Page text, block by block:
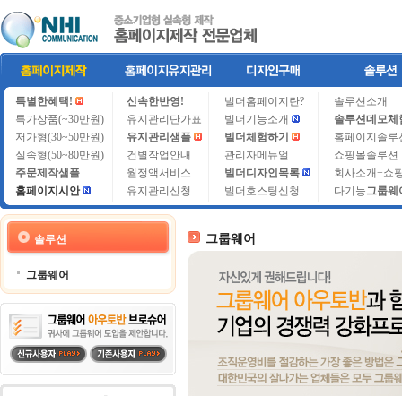
특별한혜택!
특가상품(~30만원)
저가형(30~50만원)
실속형(50~80만원)
주문제작샘플
홈페이지시안
신속한반영!
유지관리단가표
유지관리샘플
건별작업안내
월정액서비스
유지관리신청
빌더홈페이지란?
빌더기능소개
빌더체험하기
관리자메뉴얼
빌더디자인목록
빌더호스팅신청
솔루션소개
솔루션데모
홈페이지솔루
쇼핑몰솔루션
회사소개+쇼
다기능그룹
솔루션
그룹웨어
그룹웨어